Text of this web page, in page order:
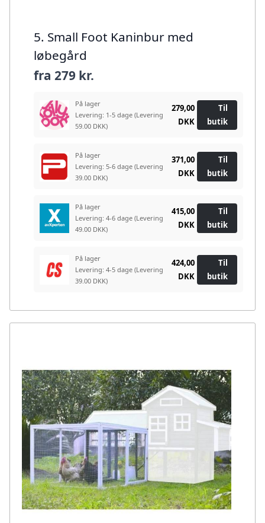
5. Small Foot Kaninbur med
løbegård
fra 279 kr.
På lager
Levering: 1-5 dage (Levering
59.00 DKK)
279,00
DKK
Til
butik
På lager
Levering: 5-6 dage (Levering
39.00 DKK)
371,00
DKK
Til
butik
På lager
Levering: 4-6 dage (Levering
49.00 DKK)
415,00
DKK
Til
butik
På lager
Levering: 4-5 dage (Levering
39.00 DKK)
424,00
DKK
Til
butik